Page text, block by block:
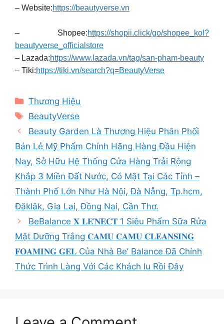
– Website:https://beautyverse.vn
– Shopee:https://shopii.click/go/shopee_kol?
beautyverse_officialstore
– Lazada:https://www.lazada.vn/tag/san-pham-beauty
– Tiki:https://tiki.vn/search?q=BeautyVerse
Categories
Thương Hiệu
Tags
BeautyVerse
Beauty Garden Là Thương Hiệu Phân Phối
Bán Lẻ Mỹ Phẩm Chính Hãng Hàng Đầu Hiện
Nay, Sở Hữu Hệ Thống Cửa Hàng Trải Rộng
Khắp 3 Miền Đất Nước, Có Mặt Tại Các Tỉnh –
Thành Phố Lớn Như Hà Nội, Đà Nẵng, Tp.hcm,
Đăklăk, Gia Lai, Đồng Nai, Cần Thơ.
BeBalance 𝐗 𝐋𝐄’𝐍𝐄𝐂𝐓 1 Siêu Phẩm Sữa Rửa
Mặt Dưỡng Trắng 𝐂𝐀𝐌𝐔 𝐂𝐀𝐌𝐔 𝐂𝐋𝐄𝐀𝐍𝐒𝐈𝐍𝐆
𝐅𝐎𝐀𝐌𝐈𝐍𝐆 𝐆𝐄𝐋 Của Nhà Be’ Balance Đã Chính
Thức Trình Làng Với Các Khách Iu Rồi Đây